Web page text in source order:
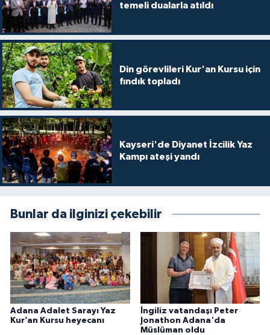
temeli dualarla atıldı
Din görevlileri Kur'an Kursu için
fındık topladı
Kayseri'de Diyanet İzcilik Yaz
Kampı ateşi yandı
Bunlar da ilginizi çekebilir
Adana Adalet Sarayı Yaz
Kur’an Kursu heyecanı
İngiliz vatandaşı Peter
Jonathon Adana'da
Müslüman oldu
Niğde Müftülüğü
Ordu Müftülüğü
Osmaniye Müftülüğü
Rize Müftülüğü
Sakarya Müftülüğü
Samsun Müftülüğü
Siirt Müftülüğü
Sinop Müftülüğü
Sivas Müftülüğü
Şanlıurfa Müftülüğü